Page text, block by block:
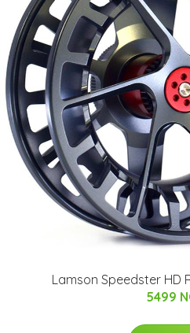
Lamson Speedster HD
5499